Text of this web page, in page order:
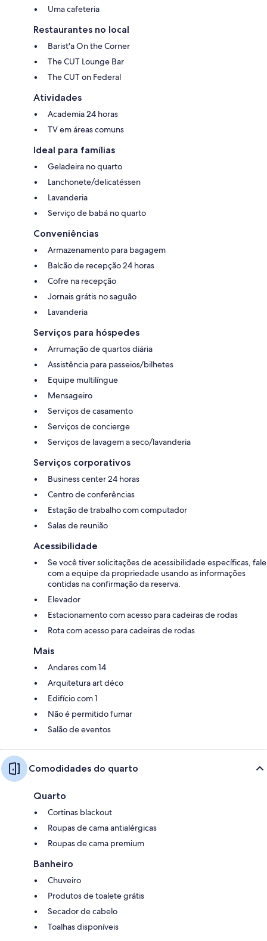
Uma cafeteria
Restaurantes no local
Barist'a On the Corner
The CUT Lounge Bar
The CUT on Federal
Atividades
Academia 24 horas
TV em áreas comuns
Ideal para famílias
Geladeira no quarto
Lanchonete/delicatéssen
Lavanderia
Serviço de babá no quarto
Conveniências
Armazenamento para bagagem
Balcão de recepção 24 horas
Cofre na recepção
Jornais grátis no saguão
Lavanderia
Serviços para hóspedes
Arrumação de quartos diária
Assistência para passeios/bilhetes
Equipe multilíngue
Mensageiro
Serviços de casamento
Serviços de concierge
Serviços de lavagem a seco/lavanderia
Serviços corporativos
Business center 24 horas
Centro de conferências
Estação de trabalho com computador
Salas de reunião
Acessibilidade
Se você tiver solicitações de acessibilidade específicas, fale
com a equipe da propriedade usando as informações
contidas na confirmação da reserva.
Elevador
Estacionamento com acesso para cadeiras de rodas
Rota com acesso para cadeiras de rodas
Mais
Andares com 14
Arquitetura art déco
Edifício com 1
Não é permitido fumar
Salão de eventos
Comodidades do quarto
Quarto
Cortinas blackout
Roupas de cama antialérgicas
Roupas de cama premium
Banheiro
Chuveiro
Produtos de toalete grátis
Secador de cabelo
Toalhas disponíveis